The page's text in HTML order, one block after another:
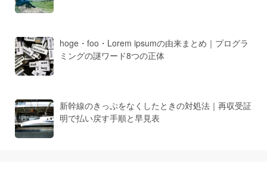
hoge・foo・Lorem ipsumの由来まとめ｜プログラ
ミングの謎ワード8つの正体
新幹線のきっぷをなくしたときの対処法｜再収受証
明で払い戻す手順と早見表